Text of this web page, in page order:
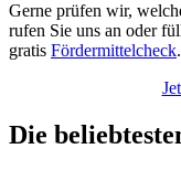
Gerne prüfen wir,
rufen Sie uns an oder
gratis Fördermittelcheck.
Die